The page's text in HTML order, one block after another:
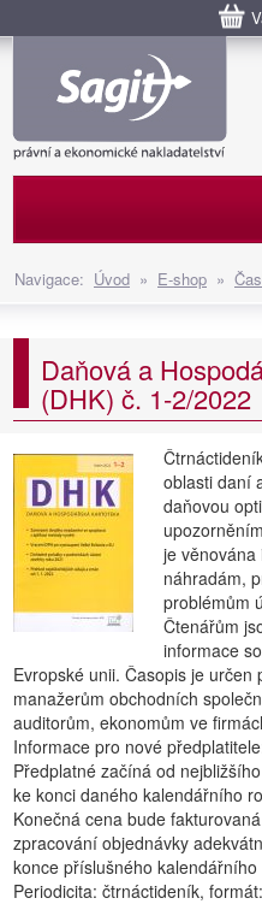
Navigace: Úvod » E-shop »
Daňová a
(DHK) č. 1-2/2022
oblasti daní
daňovou
je
náhradám,
problémům
Čtenářům
informace
Evropské unii. Časopis je
manažerům obchodních
auditorům, ekonomům ve
Informace pro nové
Předplatné začíná od
ke konci daného kalendářního
Konečná cena bude
zpracování objednávky
konce příslušného kalendářního
Periodicita: čtrnáctideník,